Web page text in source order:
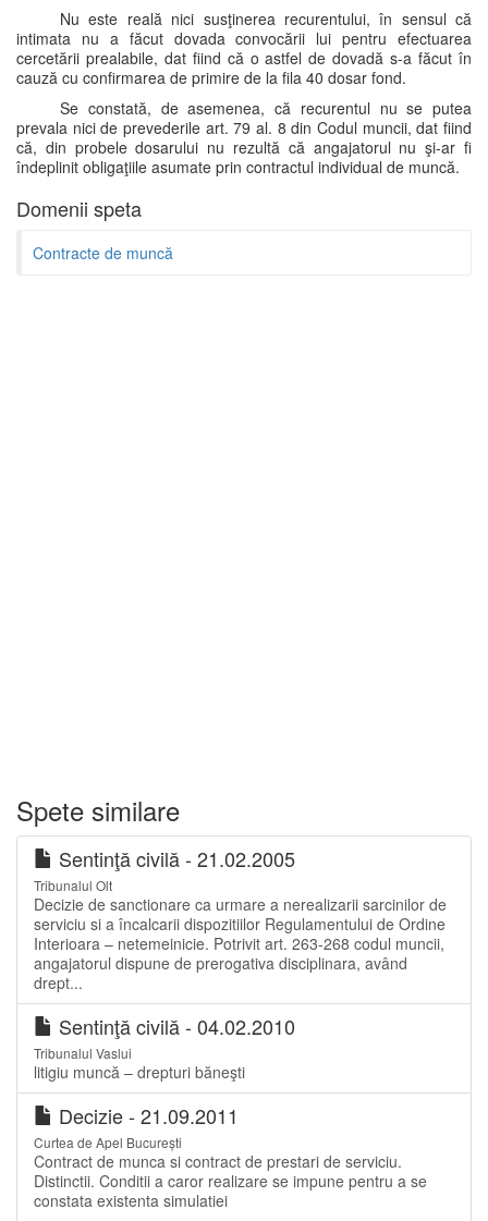
Nu este reală nici susţinerea recurentului, în sensul că
intimata nu a făcut dovada convocării lui pentru efectuarea
cercetării prealabile, dat fiind că o astfel de dovadă s-a făcut în
cauză cu confirmarea de primire de la fila 40 dosar fond.
Se constată, de asemenea, că recurentul nu se putea
prevala nici de prevederile art. 79 al. 8 din Codul muncii, dat fiind
că, din probele dosarului nu rezultă că angajatorul nu şi-ar fi
îndeplinit obligaţiile asumate prin contractul individual de muncă.
Domenii speta
Contracte de muncă
Spete similare
Sentinţă civilă - 21.02.2005
Tribunalul Olt
Decizie de sanctionare ca urmare a nerealizarii sarcinilor de
serviciu si a încalcarii dispozitiilor Regulamentului de Ordine
Interioara – netemeinicie. Potrivit art. 263-268 codul muncii,
angajatorul dispune de prerogativa disciplinara, având
drept...
Sentinţă civilă - 04.02.2010
Tribunalul Vaslui
litigiu muncă – drepturi băneşti
Decizie - 21.09.2011
Curtea de Apel București
Contract de munca si contract de prestari de serviciu.
Distinctii. Conditii a caror realizare se impune pentru a se
constata existenta simulatiei